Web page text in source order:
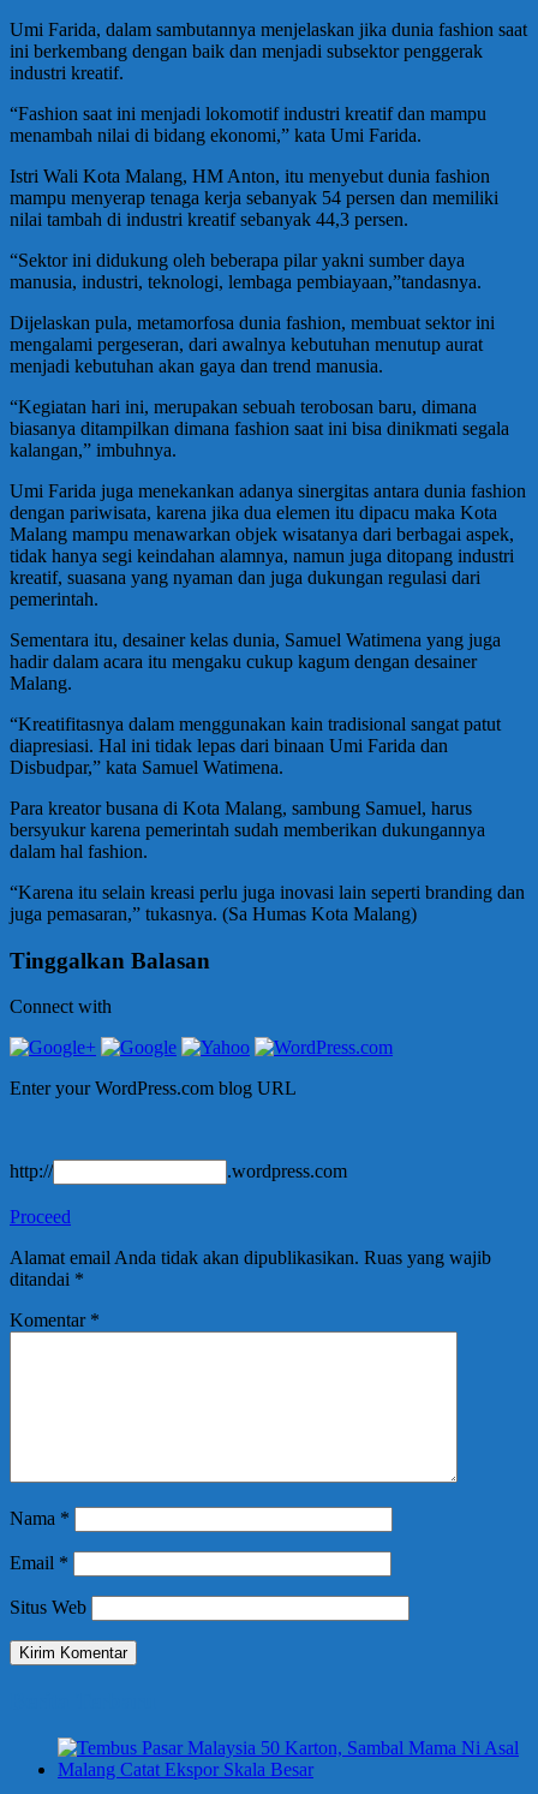
Umi Farida, dalam sambutannya menjelaskan jika dunia fashion saat
ini berkembang dengan baik dan menjadi subsektor penggerak
industri kreatif.
“Fashion saat ini menjadi lokomotif industri kreatif dan mampu
menambah nilai di bidang ekonomi,” kata Umi Farida.
Istri Wali Kota Malang, HM Anton, itu menyebut dunia fashion
mampu menyerap tenaga kerja sebanyak 54 persen dan memiliki
nilai tambah di industri kreatif sebanyak 44,3 persen.
“Sektor ini didukung oleh beberapa pilar yakni sumber daya
manusia, industri, teknologi, lembaga pembiayaan,”tandasnya.
Dijelaskan pula, metamorfosa dunia fashion, membuat sektor ini
mengalami pergeseran, dari awalnya kebutuhan menutup aurat
menjadi kebutuhan akan gaya dan trend manusia.
“Kegiatan hari ini, merupakan sebuah terobosan baru, dimana
biasanya ditampilkan dimana fashion saat ini bisa dinikmati segala
kalangan,” imbuhnya.
Umi Farida juga menekankan adanya sinergitas antara dunia fashion
dengan pariwisata, karena jika dua elemen itu dipacu maka Kota
Malang mampu menawarkan objek wisatanya dari berbagai aspek,
tidak hanya segi keindahan alamnya, namun juga ditopang industri
kreatif, suasana yang nyaman dan juga dukungan regulasi dari
pemerintah.
Sementara itu, desainer kelas dunia, Samuel Watimena yang juga
hadir dalam acara itu mengaku cukup kagum dengan desainer
Malang.
“Kreatifitasnya dalam menggunakan kain tradisional sangat patut
diapresiasi. Hal ini tidak lepas dari binaan Umi Farida dan
Disbudpar,” kata Samuel Watimena.
Para kreator busana di Kota Malang, sambung Samuel, harus
bersyukur karena pemerintah sudah memberikan dukungannya
dalam hal fashion.
“Karena itu selain kreasi perlu juga inovasi lain seperti branding dan
juga pemasaran,” tukasnya. (Sa Humas Kota Malang)
Tinggalkan Balasan
Connect with
Enter your WordPress.com blog URL
http:// .wordpress.com
Proceed
Alamat email Anda tidak akan dipublikasikan. Ruas yang wajib
ditandai *
Komentar *
Nama *
Email *
Situs Web